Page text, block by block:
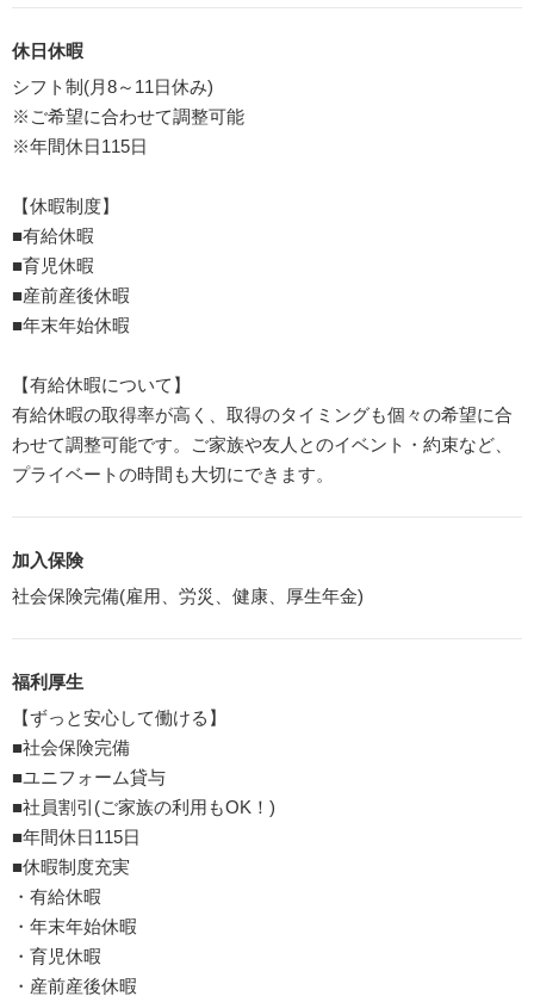
休日休暇
シフト制(月8～11日休み)
※ご希望に合わせて調整可能
※年間休日115日
【休暇制度】
■有給休暇
■育児休暇
■産前産後休暇
■年末年始休暇
【有給休暇について】
有給休暇の取得率が高く、取得のタイミングも個々の希望に合
わせて調整可能です。ご家族や友人とのイベント・約束など、
プライベートの時間も大切にできます。
加入保険
社会保険完備(雇用、労災、健康、厚生年金)
福利厚生
【ずっと安心して働ける】
■社会保険完備
■ユニフォーム貸与
■社員割引(ご家族の利用もOK！)
■年間休日115日
■休暇制度充実
・有給休暇
・年末年始休暇
・育児休暇
・産前産後休暇